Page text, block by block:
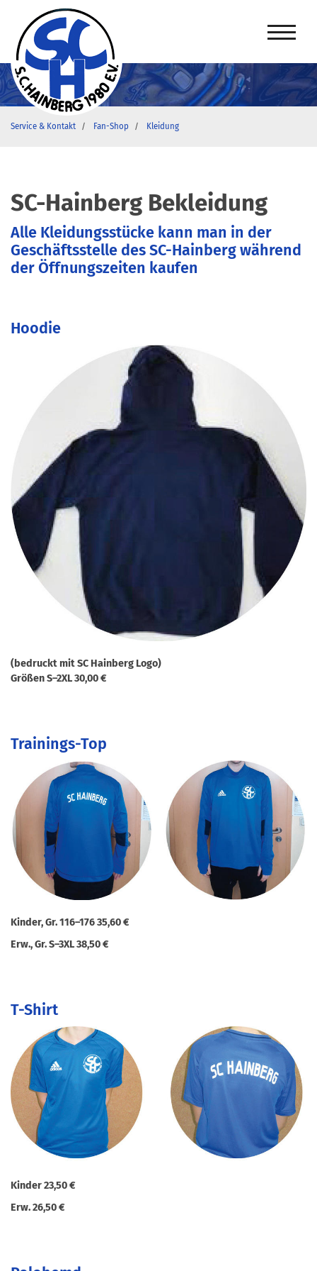
Service & Kontakt Fan-Shop Kleidung
SC-Hainberg Bekleidung
Alle Kleidungsstücke kann man in der
Geschäftsstelle des SC-Hainberg während
der Öffnungszeiten kaufen
Hoodie
(bedruckt mit SC Hainberg Logo)
Größen S–2XL 30,00 €
Trainings-Top
Kinder, Gr. 116–176 35,60 €
Erw., Gr. S–3XL 38,50 €
T-Shirt
Kinder 23,50 €
Erw. 26,50 €